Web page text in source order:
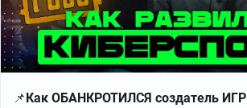
📌Как ОБАНКРОТИЛСЯ создатель